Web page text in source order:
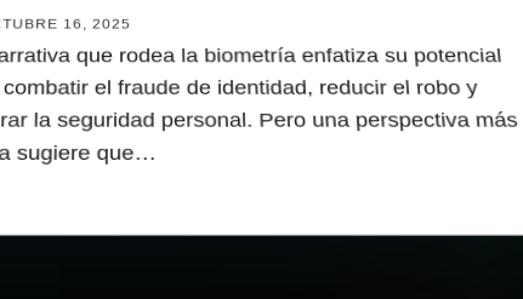
16, 2025
que rodea la biometría enfatiza su potencial
el fraude de identidad, reducir el robo y
la seguridad personal. Pero una perspectiva más
sugiere que…